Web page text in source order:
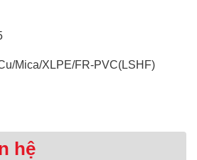
Mica/XLPE/FR-PVC(LSHF)
hệ